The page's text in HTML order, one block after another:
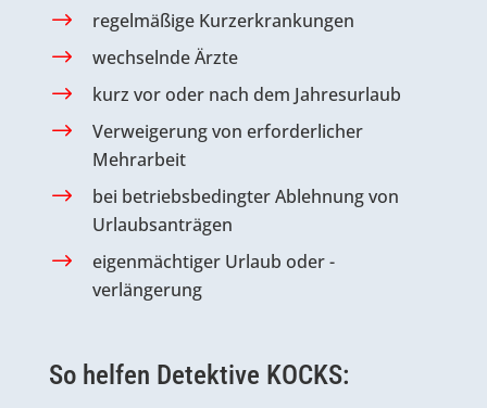
regelmäßige Kurzerkrankungen
wechselnde Ärzte
kurz vor oder nach dem Jahresurlaub
Verweigerung von erforderlicher
Mehrarbeit
bei betriebsbedingter Ablehnung von
Urlaubsanträgen
eigenmächtiger Urlaub oder -
verlängerung
So helfen Detektive KOCKS: